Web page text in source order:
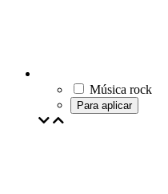
Música rock
Para aplicar